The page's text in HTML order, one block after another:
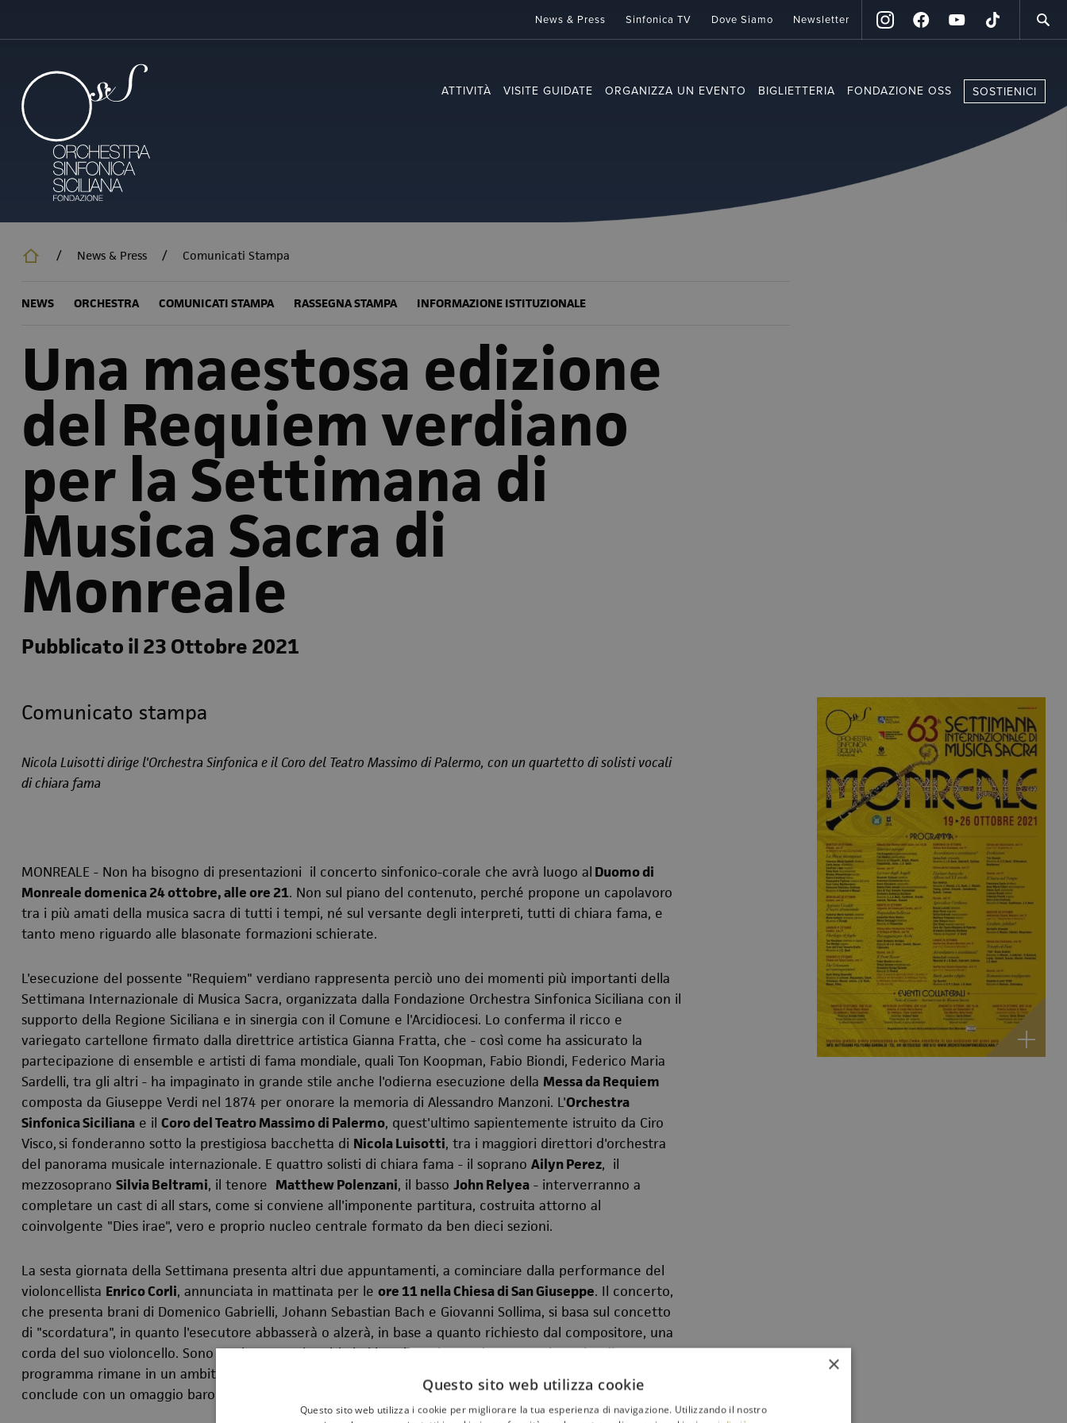
principale
ATTIVITÀ VISITE GUIDATE ORGANIZZA UN EVENTO BIGLIETTERIA FONDAZIONE OSS SOSTIENICI
News & Press Sinfonica TV Dove Siamo Newsletter
/ News & Press / Comunicati Stampa
NEWS ORCHESTRA COMUNICATI STAMPA RASSEGNA STAMPA INFORMAZIONE ISTITUZIONALE
Una maestosa edizione
del Requiem verdiano
per la Settimana di
Musica Sacra di
Monreale
Pubblicato il 23 Ottobre 2021
Comunicato stampa
Nicola Luisotti dirige l'Orchestra Sinfonica e il Coro del Teatro Massimo di Palermo, con un quartetto di solisti vocali
di chiara fama
MONREALE - Non ha bisogno di presentazioni il concerto sinfonico-corale che avrà luogo al Duomo di
Monreale domenica 24 ottobre, alle ore 21. Non sul piano del contenuto, perché propone un capolavoro
tra i più amati della musica sacra di tutti i tempi, né sul versante degli interpreti, tutti di chiara fama, e
tanto meno riguardo alle blasonate formazioni schierate.
L'esecuzione del possente "Requiem" verdiano rappresenta perciò uno dei momenti più importanti della
Settimana Internazionale di Musica Sacra, organizzata dalla Fondazione Orchestra Sinfonica Siciliana con il
supporto della Regione Siciliana e in sinergia con il Comune e l'Arcidiocesi. Lo conferma il ricco e
variegato cartellone firmato dalla direttrice artistica Gianna Fratta, che - così come ha assicurato la
partecipazione di ensemble e artisti di fama mondiale, quali Ton Koopman, Fabio Biondi, Federico Maria
Sardelli, tra gli altri - ha impaginato in grande stile anche l'odierna esecuzione della Messa da Requiem
composta da Giuseppe Verdi nel 1874 per onorare la memoria di Alessandro Manzoni. L'Orchestra
Sinfonica Sicilianae il Coro del Teatro Massimo di Palermo, quest'ultimo sapientemente istruito da Ciro
Visco,si fonderanno sotto la prestigiosa bacchetta di Nicola Luisotti, tra i maggiori direttori d'orchestra
del panorama musicale internazionale. E quattro solisti di chiara fama - il soprano Ailyn Perez, il
mezzosoprano Silvia Beltrami, il tenore Matthew Polenzani, il basso John Relyea- interverranno a
completare un cast di all stars, come si conviene all'imponente partitura, costruita attorno al
coinvolgente "Dies irae", vero e proprio nucleo centrale formato da ben dieci sezioni.
La sesta giornata della Settimana presenta altri due appuntamenti, a cominciare dalla performance del
violoncellista Enrico Corli, annunciata in mattinata per le ore 11 nella Chiesa di San Giuseppe. Il concerto,
che presenta brani di Domenico Gabrielli, Johann Sebastian Bach e Giovanni Sollima, si basa sul concetto
di "scordatura", in quanto l'esecutore abbasserà o alzerà, in base a quanto richiesto dal compositore, una
corda del suo violoncello. Sono stati composti moltissimi brani con la scordatura, ma la scelta di questo
programma rimane in un ambito barocco che ben si sposa con la Settimana Sacra di Monreale. E si
conclude con un omaggio barocco ad uno dei più grandi violoncellisti del nostro tempo, nonché siciliano.
×
Questo sito web utilizza cookie
Questo sito web utilizza i cookie per migliorare la tua esperienza di navigazione. Utilizzando il nostro